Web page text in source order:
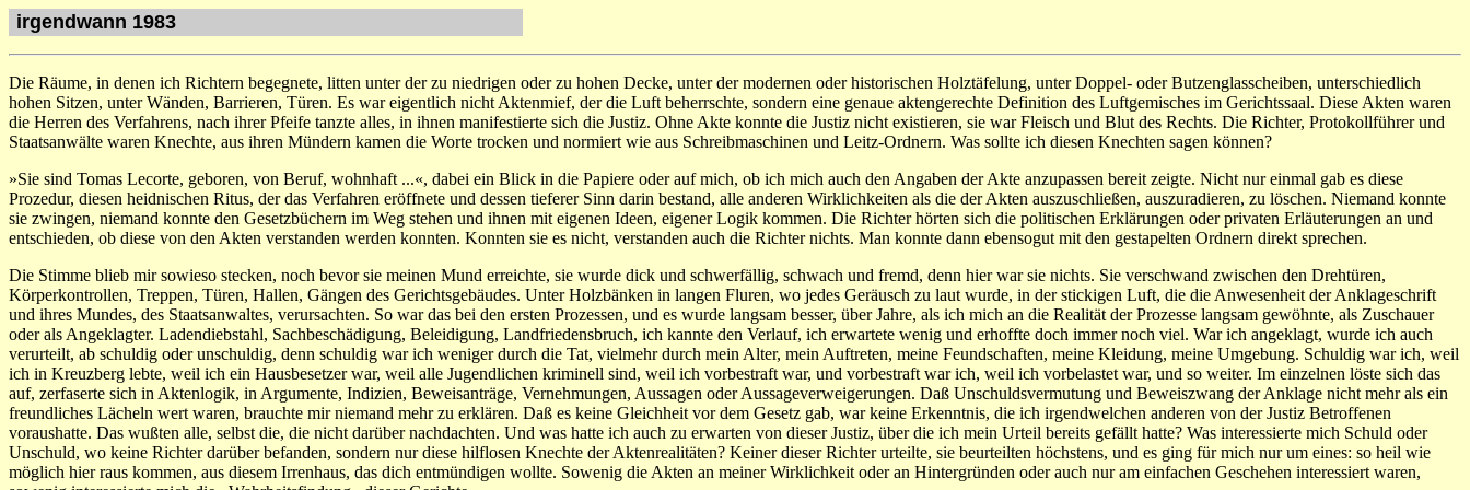
irgendwann 1983
Die Räume, in denen ich Richtern begegnete, litten unter der zu niedrigen oder zu hohen Decke, unter der modernen oder historischen Holztäfelung, unter Doppel- oder Butzenglasscheiben, unterschiedlich
hohen Sitzen, unter Wänden, Barrieren, Türen. Es war eigentlich nicht Aktenmief, der die Luft beherrschte, sondern eine genaue aktengerechte Definition des Luftgemisches im Gerichtssaal. Diese Akten waren
die Herren des Verfahrens, nach ihrer Pfeife tanzte alles, in ihnen manifestierte sich die Justiz. Ohne Akte konnte die Justiz nicht existieren, sie war Fleisch und Blut des Rechts. Die Richter, Protokollführer und
Staatsanwälte waren Knechte, aus ihren Mündern kamen die Worte trocken und normiert wie aus Schreibmaschinen und Leitz-Ordnern. Was sollte ich diesen Knechten sagen können?
»Sie sind Tomas Lecorte, geboren, von Beruf, wohnhaft ...«, dabei ein Blick in die Papiere oder auf mich, ob ich mich auch den Angaben der Akte anzupassen bereit zeigte. Nicht nur einmal gab es diese
Prozedur, diesen heidnischen Ritus, der das Verfahren eröffnete und dessen tieferer Sinn darin bestand, alle anderen Wirklichkeiten als die der Akten auszuschließen, auszuradieren, zu löschen. Niemand konnte
sie zwingen, niemand konnte den Gesetzbüchern im Weg stehen und ihnen mit eigenen Ideen, eigener Logik kommen. Die Richter hörten sich die politischen Erklärungen oder privaten Erläuterungen an und
entschieden, ob diese von den Akten verstanden werden konnten. Konnten sie es nicht, verstanden auch die Richter nichts. Man konnte dann ebensogut mit den gestapelten Ordnern direkt sprechen.
Die Stimme blieb mir sowieso stecken, noch bevor sie meinen Mund erreichte, sie wurde dick und schwerfällig, schwach und fremd, denn hier war sie nichts. Sie verschwand zwischen den Drehtüren,
Körperkontrollen, Treppen, Türen, Hallen, Gängen des Gerichtsgebäudes. Unter Holzbänken in langen Fluren, wo jedes Geräusch zu laut wurde, in der stickigen Luft, die die Anwesenheit der Anklageschrift
und ihres Mundes, des Staatsanwaltes, verursachten. So war das bei den ersten Prozessen, und es wurde langsam besser, über Jahre, als ich mich an die Realität der Prozesse langsam gewöhnte, als Zuschauer
oder als Angeklagter. Ladendiebstahl, Sachbeschädigung, Beleidigung, Landfriedensbruch, ich kannte den Verlauf, ich erwartete wenig und erhoffte doch immer noch viel. War ich angeklagt, wurde ich auch
verurteilt, ab schuldig oder unschuldig, denn schuldig war ich weniger durch die Tat, vielmehr durch mein Alter, mein Auftreten, meine Feundschaften, meine Kleidung, meine Umgebung. Schuldig war ich, weil
ich in Kreuzberg lebte, weil ich ein Hausbesetzer war, weil alle Jugendlichen kriminell sind, weil ich vorbestraft war, und vorbestraft war ich, weil ich vorbelastet war, und so weiter. Im einzelnen löste sich das
auf, zerfaserte sich in Aktenlogik, in Argumente, Indizien, Beweisanträge, Vernehmungen, Aussagen oder Aussageverweigerungen. Daß Unschuldsvermutung und Beweiszwang der Anklage nicht mehr als ein
freundliches Lächeln wert waren, brauchte mir niemand mehr zu erklären. Daß es keine Gleichheit vor dem Gesetz gab, war keine Erkenntnis, die ich irgendwelchen anderen von der Justiz Betroffenen
voraushatte. Das wußten alle, selbst die, die nicht darüber nachdachten. Und was hatte ich auch zu erwarten von dieser Justiz, über die ich mein Urteil bereits gefällt hatte? Was interessierte mich Schuld oder
Unschuld, wo keine Richter darüber befanden, sondern nur diese hilflosen Knechte der Aktenrealitäten? Keiner dieser Richter urteilte, sie beurteilten höchstens, und es ging für mich nur um eines: so heil wie
möglich hier raus kommen, aus diesem Irrenhaus, das dich entmündigen wollte. Sowenig die Akten an meiner Wirklichkeit oder an Hintergründen oder auch nur am einfachen Geschehen interessiert waren,